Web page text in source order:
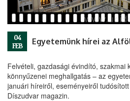
04
FEB
Egyetemünk hírei az
Felvételi, gazdasági évindító, szakmai
könnyűzenei meghallgatás – az
januári híreiről, eseményeiről
Díszudvar magazin.